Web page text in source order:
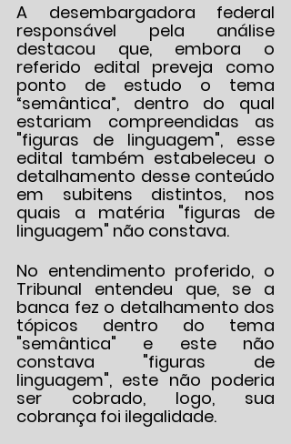
A desembargadora federal
responsável pela análise
destacou que, embora o
referido edital preveja como
ponto de estudo o tema
“semântica”, dentro do qual
estariam compreendidas as
"figuras de linguagem", esse
edital também estabeleceu o
detalhamento desse conteúdo
em subitens distintos, nos
quais a matéria "figuras de
linguagem" não constava.
No entendimento proferido, o
Tribunal entendeu que, se a
banca fez o detalhamento dos
tópicos dentro do tema
"semântica" e este não
constava "figuras de
linguagem", este não poderia
ser cobrado, logo, sua
cobrança foi ilegalidade.